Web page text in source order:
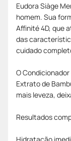
Eudora Siàge
homem. Sua
Affinité 4D, que
das
cuidado
O
Extrato de
mais leveza,
Resultados